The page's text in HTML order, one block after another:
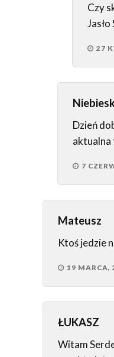
Czy
27
Dzień
aktualna
7
Mateusz
Ktoś jedzie
19 MARCA,
ŁUKASZ
Witam